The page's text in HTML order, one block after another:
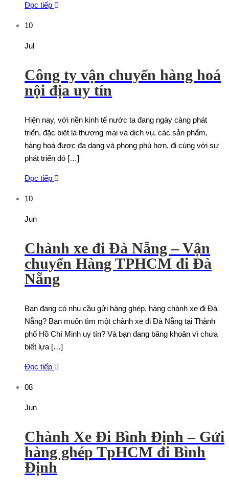
Đọc tiếp
10
Jul
Công ty vận chuyển hàng hoá
nội địa uy tín
Hiện nay, với nền kinh tế nước ta đang ngày càng phát
triển, đặc biệt là thương mại và dịch vụ, các sản phẩm,
hàng hoá được đa dạng và phong phú hơn, đi cùng với sự
phát triển đó […]
Đọc tiếp
10
Jun
Chành xe đi Đà Nẵng – Vận
chuyển Hàng TPHCM đi Đà
Nẵng
Bạn đang có nhu cầu gửi hàng ghép, hàng chành xe đi Đà
Nẵng? Bạn muốn tìm một chành xe đi Đà Nẵng tại Thành
phố Hồ Chí Minh uy tín? Và bạn đang băng khoăn vì chưa
biết lựa […]
Đọc tiếp
08
Jun
Chành Xe Đi Bình Định – Gửi
hàng ghép TpHCM đi Bình
Định